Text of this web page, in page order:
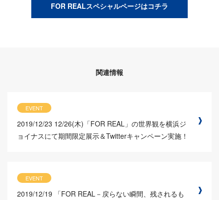
FOR REALスペシャルページはコチラ
関連情報
EVENT
2019/12/23 12/26(木)「FOR REAL」の世界観を横浜ジ
ョイナスにて期間限定展示＆Twitterキャンペーン実施！
EVENT
2019/12/19
「FOR REAL－戻らない瞬間、残されるも